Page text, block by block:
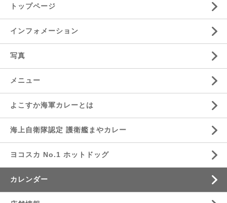
トップページ
インフォメーション
写真
メニュー
よこすか海軍カレーとは
海上自衛隊認定 護衛艦まやカレー
ヨコスカ No.1 ホットドッグ
カレンダー